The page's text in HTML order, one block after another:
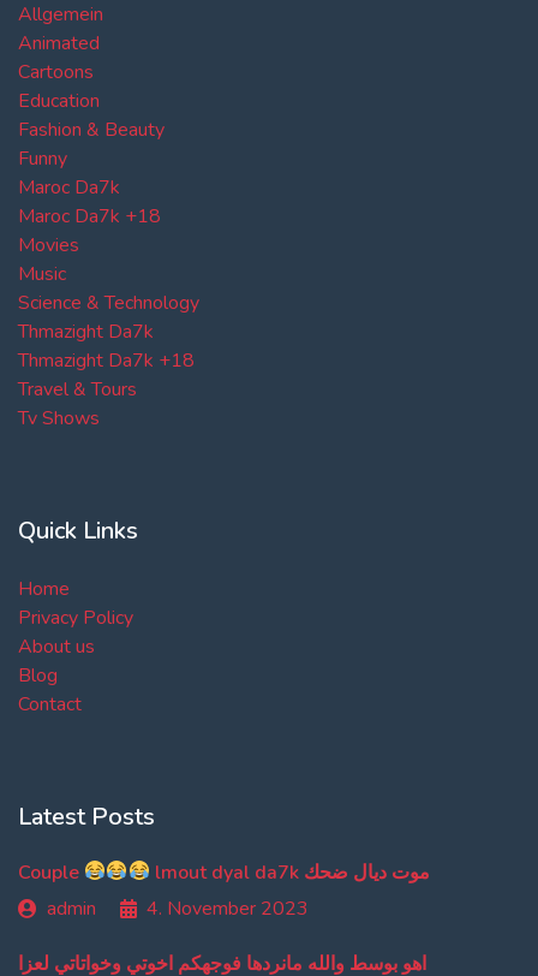
Allgemein
Animated
Cartoons
Education
Fashion & Beauty
Funny
Maroc Da7k
Maroc Da7k +18
Movies
Music
Science & Technology
Thmazight Da7k
Thmazight Da7k +18
Travel & Tours
Tv Shows
Quick Links
Home
Privacy Policy
About us
Blog
Contact
Latest Posts
Couple
lmout dyal da7k موت ديال ضحك
admin
4. November 2023
اهو بوسط والله مانردها فوجهكم اخوتي وخواتاتي لعزا